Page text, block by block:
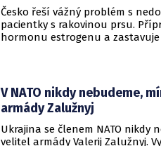
Česko řeší vážný problém s
pacientky s rakovinou prsu.
hormonu estrogenu a
V NATO nikdy nebudeme,
armády Zalužnyj
Ukrajina se členem NATO nikdy
velitel armády Valerij Zalužnyj.